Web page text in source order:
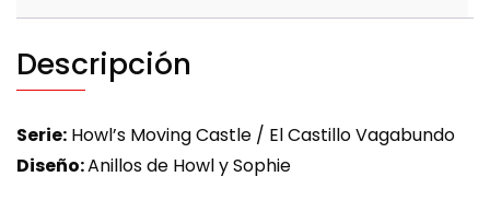
Descripción
Serie: Howl’s Moving Castle / El Castillo Vagabundo
Diseño:Anillos de Howl y Sophie